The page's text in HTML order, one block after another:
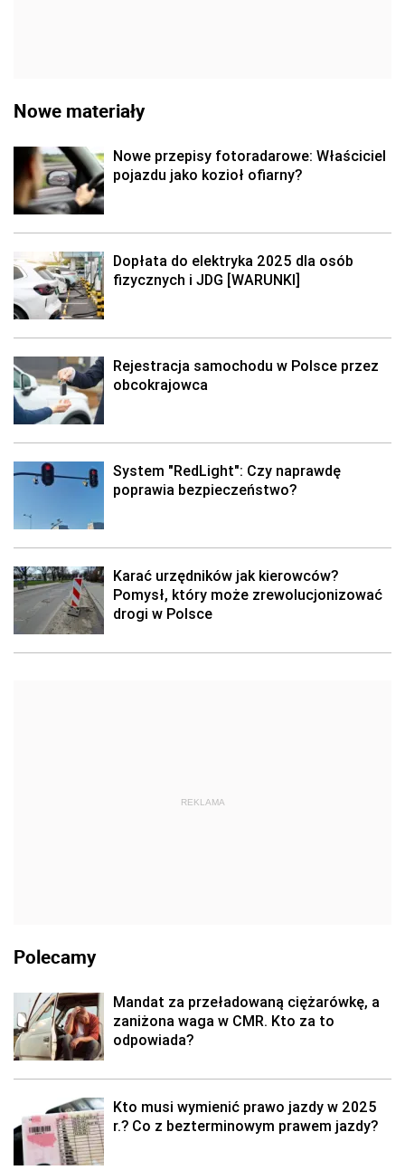
Nowe materiały
Nowe przepisy fotoradarowe: Właściciel
pojazdu jako kozioł ofiarny?
Dopłata do elektryka 2025 dla osób
fizycznych i JDG [WARUNKI]
Rejestracja samochodu w Polsce przez
obcokrajowca
System "RedLight": Czy naprawdę
poprawia bezpieczeństwo?
Karać urzędników jak kierowców?
Pomysł, który może zrewolucjonizować
drogi w Polsce
REKLAMA
Polecamy
Mandat za przeładowaną ciężarówkę, a
zaniżona waga w CMR. Kto za to
odpowiada?
Kto musi wymienić prawo jazdy w 2025
r.? Co z bezterminowym prawem jazdy?